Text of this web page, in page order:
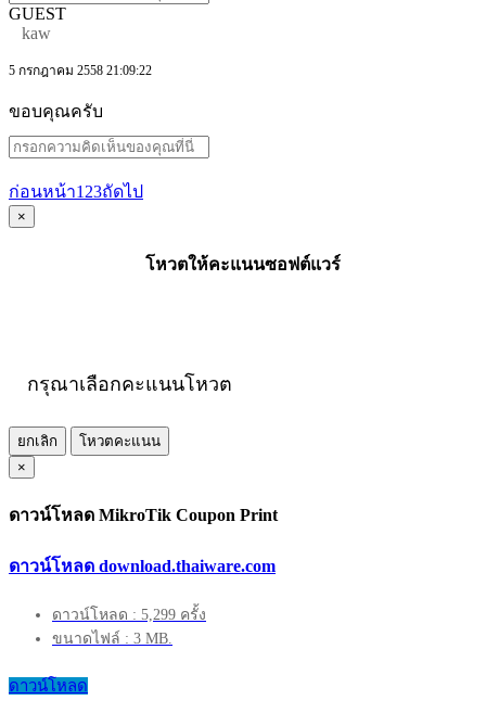
GUEST
kaw
5 กรกฎาคม 2558 21:09:22
ขอบคุณครับ
ก่อนหน้า1 23ถัดไป
×
โหวตให้คะแนนซอฟต์แวร์
กรุณาเลือกคะแนนโหวต
ยกเลิก
โหวตคะแนน
×
ดาวน์โหลด MikroTik Coupon Print
ดาวน์โหลด download.thaiware.com
ดาวน์โหลด : 5,299 ครั้ง
ขนาดไฟล์ : 3 MB.
ดาวน์โหลด